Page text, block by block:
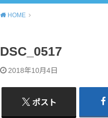
HOME
DSC_0517
2018年10月4日
ポスト